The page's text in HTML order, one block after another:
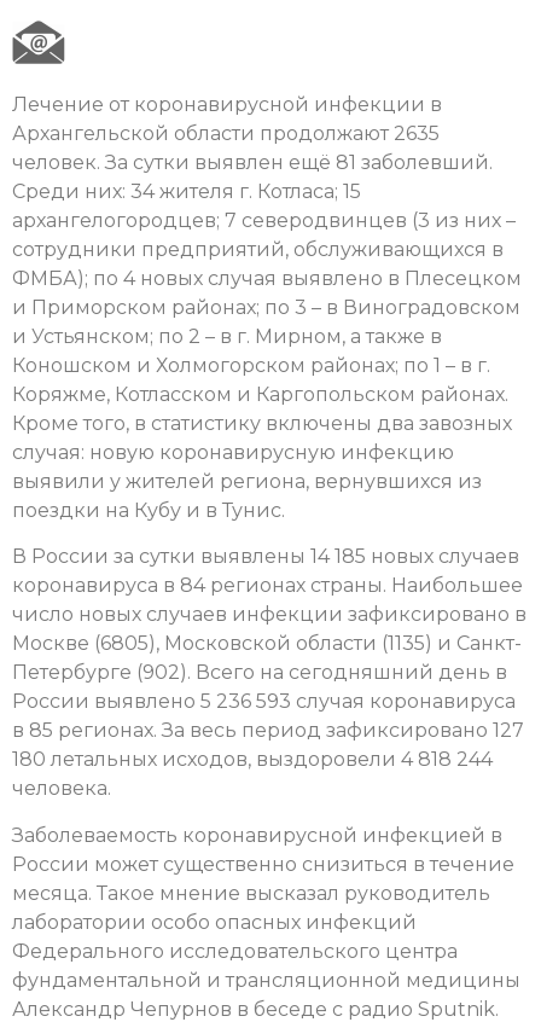
Лечение от коронавирусной инфекции в
Архангельской области продолжают 2635
человек. За сутки выявлен ещё 81 заболевший.
Среди них: 34 жителя г. Котласа; 15
архангелогородцев; 7 северодвинцев (3 из них –
сотрудники предприятий, обслуживающихся в
ФМБА); по 4 новых случая выявлено в Плесецком
и Приморском районах; по 3 – в Виноградовском
и Устьянском; по 2 – в г. Мирном, а также в
Коношском и Холмогорском районах; по 1 – в г.
Коряжме, Котласском и Каргопольском районах.
Кроме того, в статистику включены два завозных
случая: новую коронавирусную инфекцию
выявили у жителей региона, вернувшихся из
поездки на Кубу и в Тунис.
В России за сутки выявлены 14 185 новых случаев
коронавируса в 84 регионах страны. Наибольшее
число новых случаев инфекции зафиксировано в
Москве (6805), Московской области (1135) и Санкт-
Петербурге (902). Всего на сегодняшний день в
России выявлено 5 236 593 случая коронавируса
в 85 регионах. За весь период зафиксировано 127
180 летальных исходов, выздоровели 4 818 244
человека.
Заболеваемость коронавирусной инфекцией в
России может существенно снизиться в течение
месяца. Такое мнение высказал руководитель
лаборатории особо опасных инфекций
Федерального исследовательского центра
фундаментальной и трансляционной медицины
Александр Чепурнов в беседе с радио Sputnik.